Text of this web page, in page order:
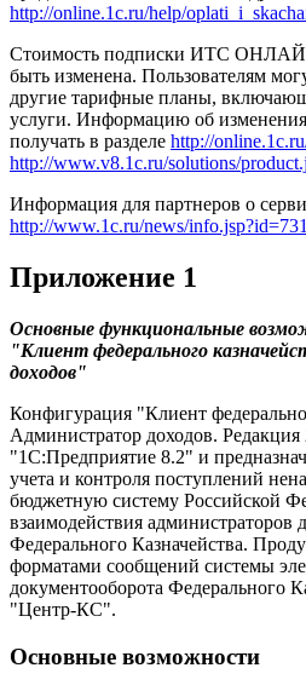
http://online.1c.ru/help/
Стоимость подписки ИТС
быть изменена. Пользователям
другие тарифные планы,
услуги. Информацию об
получать в разделе http://
http://www.v8.1c.ru/solutions/
Информация для партнеров о
http://www.1c.ru/news/
Приложение 1
Основные функциональные
"Клиент федерального
доходов"
Конфигурация "Клиент
Администратор доходов. Редакция
"1С:Предприятие 8.2" и
учета и контроля поступлений
бюджетную систему Российской
взаимодействия администраторов
Федерального Казначейства.
форматами сообщений системы
документооборота Федерального
"Центр-КС".
Основные возможности